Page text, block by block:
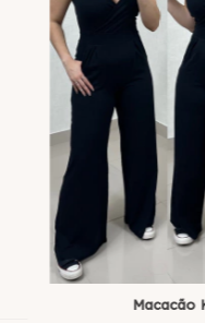
Macacão